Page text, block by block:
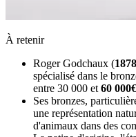
À retenir
Roger Godchaux (
spécialisé dans le
entre 30 000 et 60 000€
Ses bronzes,
une représentation
d'animaux dans des